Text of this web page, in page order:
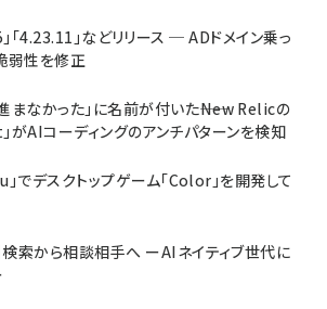
「4.23.11」などリリース ─ ADドメイン乗っ
弱性を修正
まなかった」に名前が付いた――New Relicの
がAIコーディングのアンチパターンを検知
」でデスクトップゲーム「Color」を開発して
検索から相談相手へ ーAIネイティブ世代に